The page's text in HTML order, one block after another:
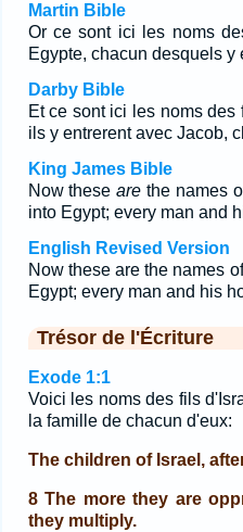
Martin Bible
Or ce sont ici les noms
Egypte, chacun desquels y
Darby Bible
Et ce sont ici les noms
ils y entrerent avec Jacob,
King James Bible
Now theseare the names
into Egypt; every man and
English Revised Version
Now these are the names
Egypt; every man and his
Trésor de l'Écriture
Exode 1:1
Voici les noms des fils
la famille de chacun d'eux:
The children of Israel,
8 The more they are
they multiply.